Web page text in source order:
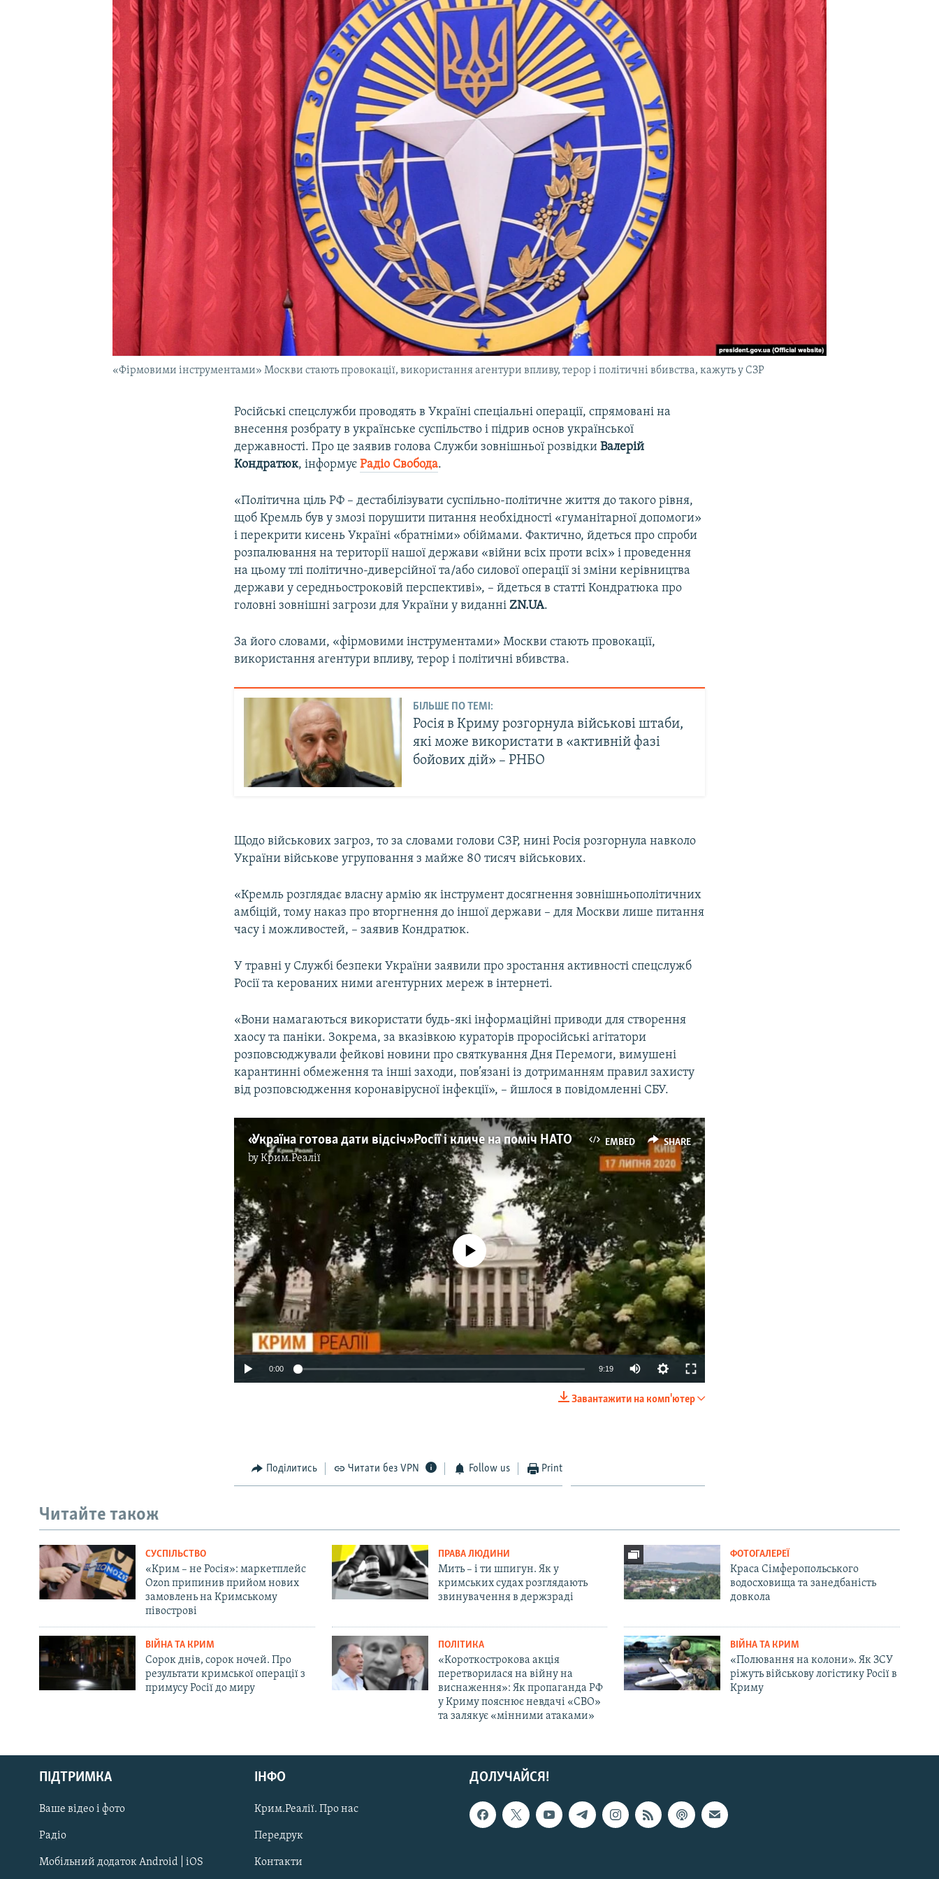
УКРАЇНСЬКА ПРОБЛЕМА КРИМУ
Русский
Qırımtatar
ДОЛУЧАЙСЯ!
«Фірмовими інструментами» Москви стають провокації, використання агентури впливу, терор і політичні вбивства, кажуть у СЗР
Російські спецслужби проводять в Україні спеціальні операції, спрямовані на
внесення розбрату в українське суспільство і підрив основ української
державності. Про це заявив голова Служби зовнішньої розвідкиВалерій
Кондратюк, інформуєРадіо Свобода.
«Політична ціль РФ – дестабілізувати суспільно-політичне життя до такого рівня,
щоб Кремль був у змозі порушити питання необхідності «гуманітарної допомоги»
і перекрити кисень Україні «братніми» обіймами. Фактично, йдеться про спроби
розпалювання на території нашої держави «війни всіх проти всіх» і проведення
на цьому тлі політично-диверсійної та/або силової операції зі зміни керівництва
держави у середньостроковій перспективі», – йдеться в статті Кондратюка про
головні зовнішні загрози для України у виданніZN.UA.
За його словами, «фірмовими інструментами» Москви стають провокації,
використання агентури впливу, терор і політичні вбивства.
БІЛЬШЕ ПО ТЕМІ:
Росія в Криму розгорнула військові штаби,
які може використати в «активній фазі
бойових дій» – РНБО
Щодо військових загроз, то за словами голови СЗР, нині Росія розгорнула навколо
України військове угруповання з майже 80 тисяч військових.
«Кремль розглядає власну армію як інструмент досягнення зовнішньополітичних
амбіцій, тому наказ про вторгнення до іншої держави – для Москви лише питання
часу і можливостей, – заявив Кондратюк.
У травні у Службі безпеки України заявили про зростання активності спецслужб
Росії та керованих ними агентурних мереж в інтернеті.
«Вони намагаються використати будь-які інформаційні приводи для створення
хаосу та паніки. Зокрема, за вказівкою кураторів проросійські агітатори
розповсюджували фейкові новини про святкування Дня Перемоги, вимушені
карантинні обмеження та інші заходи, пов’язані із дотриманням правил захисту
від розповсюдження коронавірусної інфекції», – йшлося в повідомленні СБУ.
EMBED SHARE
«Україна готова дати відсіч» Росії і кличе на поміч НАТО
byКрим.Реалії
Auto 240p 360p 480p
No media source currently available
0:00 9:19
1080p
Завантажити на комп'ютер
Поділитись Читати без VPN Follow us Print
Читайте також
СУСПІЛЬСТВО
«Крим – не Росія»: маркетплейс
Ozon припинив прийом нових
замовлень на Кримському
півострові
ПРАВА ЛЮДИНИ
Мить – і ти шпигун. Як у
кримських судах розглядають
звинувачення в держзраді
ФОТОГАЛЕРЕЇ
Краса Сімферопольського
водосховища та занедбаність
довкола
ВІЙНА ТА КРИМ
Сорок днів, сорок ночей. Про
результати кримської операції з
примусу Росії до миру
ПОЛІТИКА
«Короткострокова акція
перетворилася на війну на
виснаження»: Як пропаганда РФ
у Криму пояснює невдачі «СВО»
та залякує «мінними атаками»
ВІЙНА ТА КРИМ
«Полювання на колони». Як ЗСУ
ріжуть військову логістику Росії в
Криму
ДОЛУЧАЙСЯ!
ПІДТРИМКА
Ваше відео і фото
Радіо
Мобільний додаток Android | iOS
ІНФО
Крим.Реалії. Про нас
Передрук
Контакти